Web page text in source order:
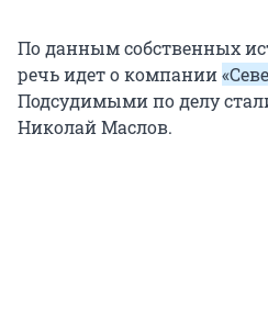
По данным собственных
речь идет о компании
Подсудимыми по делу
Николай Маслов.